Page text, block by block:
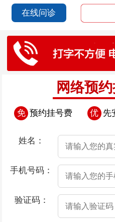
在线问诊
网络预
免 预约挂号费 优 先
姓名：
手机号码：
验证码：